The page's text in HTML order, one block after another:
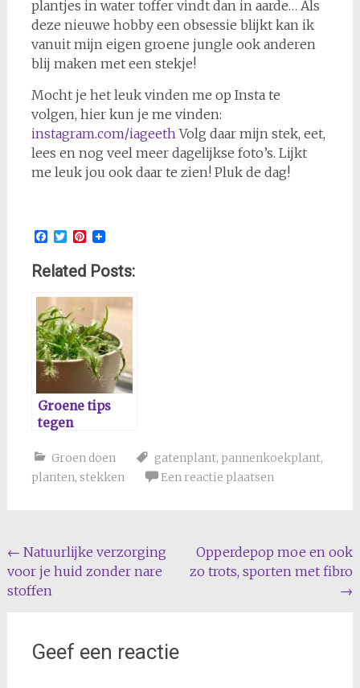
plantjes in water toffer vindt dan in aarde… Als
deze nieuwe hobby een obsessie blijkt kan ik
vanuit mijn eigen groene jungle ook anderen
blij maken met een stekje!
Mocht je het leuk vinden me op Insta te
volgen, hier kun je me vinden:
instagram.com/iageethVolg daar mijn stek, eet,
lees en nog veel meer dagelijkse foto’s. Lijkt
me leuk jou ook daar te zien! Pluk de dag!
Facebook
TwitterPinterest
Related Posts:
Groene tips
tegen
Groen doen gatenplant, pannenkoekplant,
planten, stekken Een reactie plaatsen
Bericht
navigatie
← Natuurlijke verzorging
voor je huid zonder nare
stoffen
Opperdepop moe en ook
zo trots, sporten met fibro
→
Geef een reactie